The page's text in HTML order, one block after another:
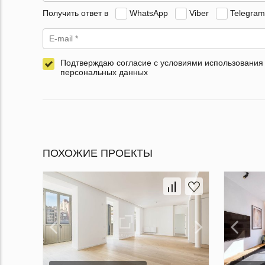
Получить ответ в WhatsApp Viber Telegram
Подтверждаю согласие с условиями использования
персональных данных
ПОХОЖИЕ ПРОЕКТЫ